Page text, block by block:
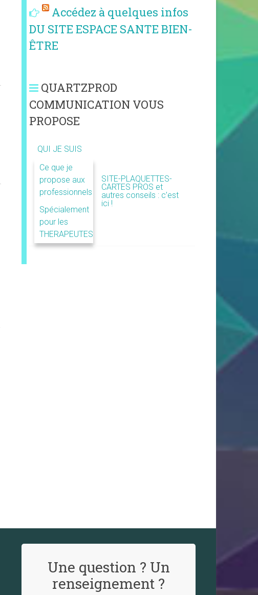
Accédez à quelques infos
DU SITE ESPACE SANTE BIEN-
ÊTRE
QUARTZPROD
COMMUNICATION VOUS
PROPOSE
QUI JE SUIS
Ce que je
propose aux
professionnels
Spécialement
pour les
THERAPEUTES
SITE-PLAQUETTES-
CARTES PROS et
autres conseils : c’est
ici !
Une question ? Un
renseignement ?